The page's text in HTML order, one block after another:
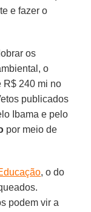
e fazer o
os
o
R$ 240 mi no
publicados
Ibama e pelo
por meio de
, o do
podem vir a